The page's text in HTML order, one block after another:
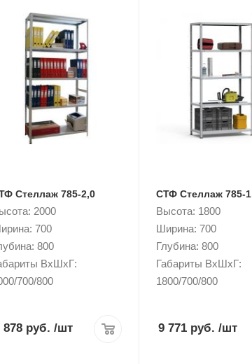
Стеллаж 785-2,0
2000
700
800
ВxШxГ:
700/800
878 руб. /шт
СТФ Стеллаж 785-
Высота: 1800
Ширина: 700
Глубина: 800
Габариты ВxШxГ:
1800/700/800
9 771 руб. /шт